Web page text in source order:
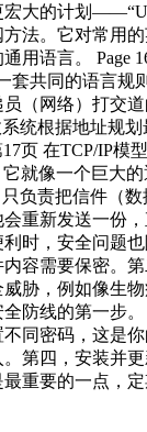
大的计划
法。它对常用
用语言。 Page
套共同的语言规
（网络）打交
统根据地址规
17页 在TCP/IP
就像一个巨大
负责把信件（
重新发送一份
时，安全问题
容需要保密。
胁，例如像生
防线的第一步
同密码，这是
第四，安装并
重要的一点，